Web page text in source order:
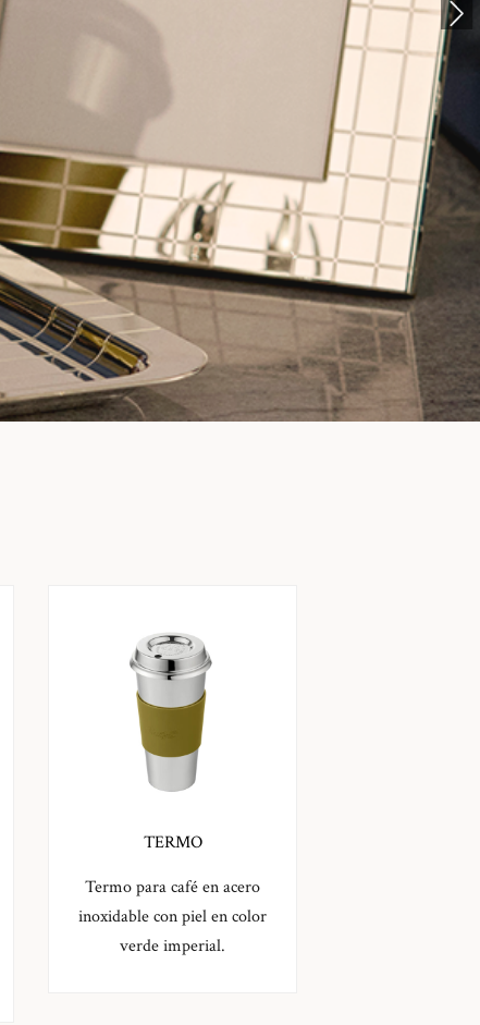
TERMO
Termo para café en acero
inoxidable con piel en color
verde imperial.